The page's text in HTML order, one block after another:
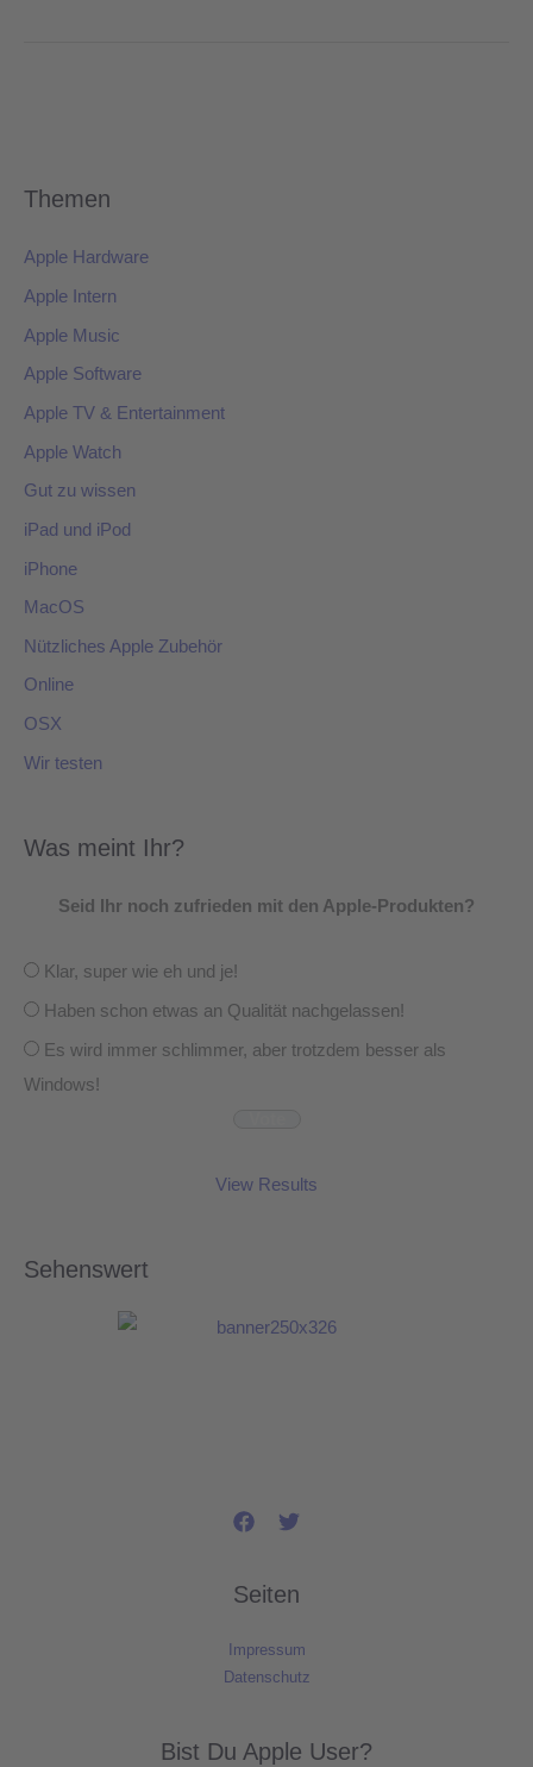
Themen
Apple Hardware
Apple Intern
Apple Music
Apple Software
Apple TV & Entertainment
Apple Watch
Gut zu wissen
iPad und iPod
iPhone
MacOS
Nützliches Apple Zubehör
Online
OSX
Wir testen
Was meint Ihr?
Seid Ihr noch zufrieden mit den Apple-Produkten?
Klar, super wie eh und je!
Haben schon etwas an Qualität nachgelassen!
Es wird immer schlimmer, aber trotzdem besser als
Windows!
View Results
Sehenswert
Seiten
Impressum
Datenschutz
Bist Du Apple User?